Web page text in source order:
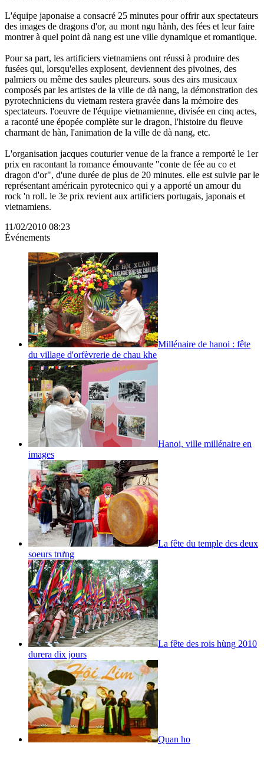
L'équipe japonaise a consacré 25 minutes pour offrir aux spectateurs
des images de dragons d'or, au mont ngu hành, des fées et leur faire
montrer à quel point dà nang est une ville dynamique et romantique.
Pour sa part, les artificiers vietnamiens ont réussi à produire des
fusées qui, lorsqu'elles explosent, deviennent des pivoines, des
palmiers ou même des saules pleureurs. sous des airs musicaux
composés par les artistes de la ville de dà nang, la démonstration des
pyrotechniciens du vietnam restera gravée dans la mémoire des
spectateurs. l'oeuvre de l'équipe vietnamienne, divisée en cinq actes,
a raconté une épopée complète sur le dragon, l'histoire du fleuve
charmant de hàn, l'animation de la ville de dà nang, etc.
L'organisation jacques couturier venue de la france a remporté le 1er
prix en racontant la romance émouvante "conte de fée au co et
dragon d'or", d'une durée de plus de 20 minutes. elle est suivie par le
représentant américain pyrotecnico qui y a apporté un amour du
rock 'n roll. le 3e prix revient aux artificiers portugais, japonais et
vietnamiens.
11/02/2010 08:23
Événements
Millénaire de hanoi : fête
du village d'orfèvrerie de chau khe
Hanoi, ville millénaire en
images
La fête du temple des deux
soeurs trưng
La fête des rois hùng 2010
durera dix jours
Quan ho